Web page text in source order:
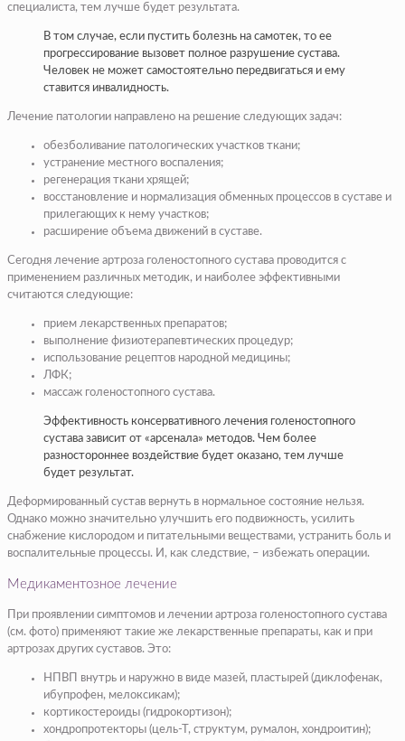
специалиста, тем лучше будет результата.
В том случае, если пустить болезнь на самотек, то ее
прогрессирование вызовет полное разрушение сустава.
Человек не может самостоятельно передвигаться и ему
ставится инвалидность.
Лечение патологии направлено на решение следующих задач:
обезболивание патологических участков ткани;
устранение местного воспаления;
регенерация ткани хрящей;
восстановление и нормализация обменных процессов в суставе и
прилегающих к нему участков;
расширение объема движений в суставе.
Сегодня лечение артроза голеностопного сустава проводится с
применением различных методик, и наиболее эффективными
считаются следующие:
прием лекарственных препаратов;
выполнение физиотерапевтических процедур;
использование рецептов народной медицины;
ЛФК;
массаж голеностопного сустава.
Эффективность консервативного лечения голеностопного
сустава зависит от «арсенала» методов. Чем более
разностороннее воздействие будет оказано, тем лучше
будет результат.
Деформированный сустав вернуть в нормальное состояние нельзя.
Однако можно значительно улучшить его подвижность, усилить
снабжение кислородом и питательными веществами, устранить боль и
воспалительные процессы. И, как следствие, – избежать операции.
Медикаментозное лечение
При проявлении симптомов и лечении артроза голеностопного сустава
(см. фото) применяют такие же лекарственные препараты, как и при
артрозах других суставов. Это:
НПВП внутрь и наружно в виде мазей, пластырей (диклофенак,
ибупрофен, мелоксикам);
кортикостероиды (гидрокортизон);
хондропротекторы (цель-Т, структум, румалон, хондроитин);